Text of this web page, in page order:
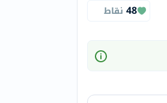
48 نقاط